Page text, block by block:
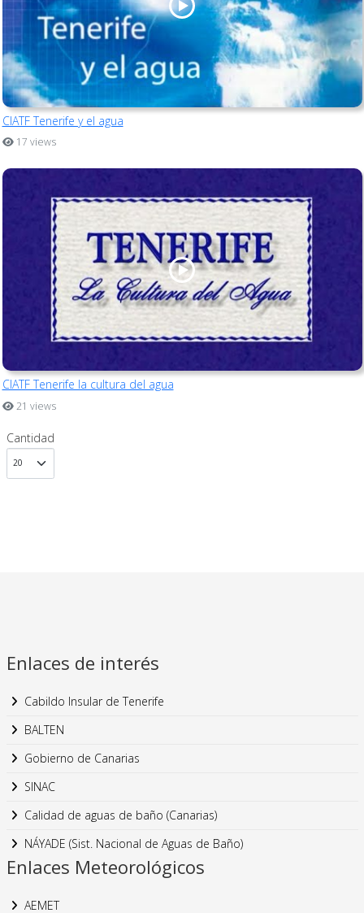
CIATF Tenerife y el agua
17 views
CIATF Tenerife la cultura del agua
21 views
Cantidad
Enlaces de interés
Cabildo Insular de Tenerife
BALTEN
Gobierno de Canarias
SINAC
Calidad de aguas de baño (Canarias)
NÁYADE (Sist. Nacional de Aguas de Baño)
Enlaces Meteorológicos
AEMET